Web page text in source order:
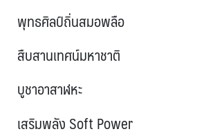
พุทธศิลป์ถิ่นสมอพลือ
สืบสานเทศน์มหาชาติ
บูชาอาสาฬหะ
เสริมพลัง Soft Power